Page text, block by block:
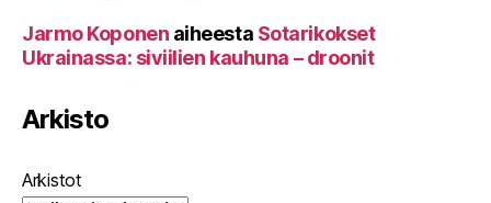
Jarmo Koponen aiheesta Sotarikokset
Ukrainassa: siviilien kauhuna – droonit
Arkisto
Arkistot